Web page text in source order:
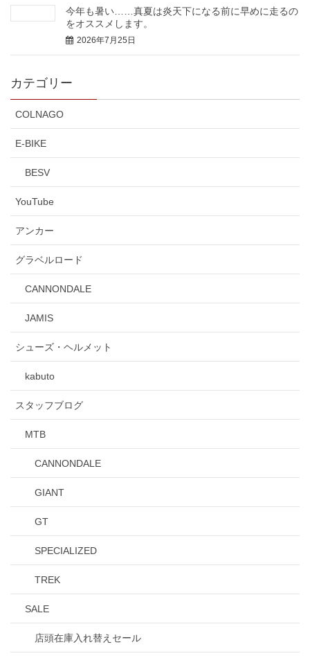
今年も暑い……真夏は炎天下になる前に早めに走るの
をオススメします。
2026年7月25日
カテゴリー
COLNAGO
E-BIKE
BESV
YouTube
アンカー
グラベルロード
CANNONDALE
JAMIS
シューズ・ヘルメット
kabuto
スタッフブログ
MTB
CANNONDALE
GIANT
GT
SPECIALIZED
TREK
SALE
店頭在庫入れ替えセール